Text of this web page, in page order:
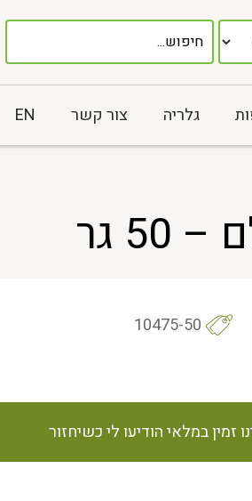
גלריה צור קשר EN
גר
10475-50
זמין במלאי הודיעו לי כשיחזור